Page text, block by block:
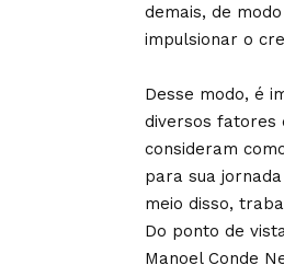
demais, de
impulsionar o
Desse modo, é
diversos fatores
consideram
para sua
meio disso,
Do ponto de
Manoel Conde